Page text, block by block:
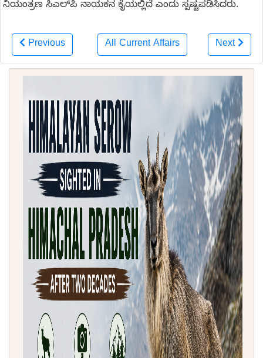
ನಿಯಂತ್ರಣ ಸಿಎಲ್‌ಪಿ ನಾಯಕನ ಕೈಯಲ್ಲಿದೆ ಎಂದು ಸ್ಪಷ್ಟಪಡಿಸಿದರು.
Previous All Current Affairs Next